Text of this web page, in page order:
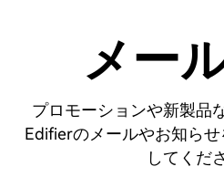
メー
プロモーションや新製品
Edifierのメールやお知ら
してくだ